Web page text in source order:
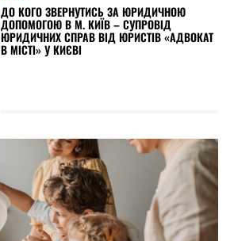
ДО КОГО ЗВЕРНУТИСЬ ЗА ЮРИДИЧНОЮ
ДОПОМОГОЮ В М. КИЇВ – СУПРОВІД
ЮРИДИЧНИХ СПРАВ ВІД ЮРИСТІВ «АДВОКАТ
В МІСТІ» У КИЄВІ